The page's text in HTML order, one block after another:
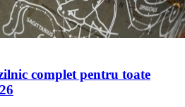
complet pentru toate